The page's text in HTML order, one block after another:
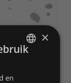
×
en